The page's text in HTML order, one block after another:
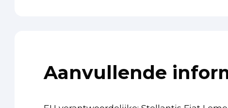
Aanvullende